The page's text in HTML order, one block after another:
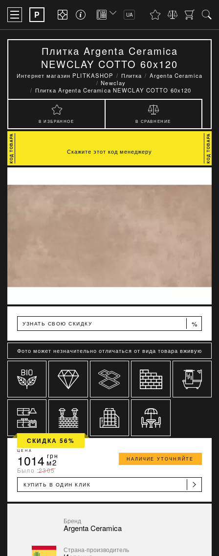
P UA
Плитка Argenta Ceramica
NEWCLAY COTTO 60x120
Интернет магазин PLITKASHOP Плитка
Argenta Ceramica
Newclay
Плитка Argenta Ceramica NEWCLAY COTTO 60x120
В ИЗБРАННОЕ В СРАВНЕНИЕ
УЗНАТЬ СВОЮ СКИДКУ %
Фото может незначительно отличаться от вида товара вживую
СКИДКА 56%
ЦЕНА
1014 грн
м2
Было :2305
НАЛИЧИЕ УТОЧНЯЙТЕ
КУПИТЬ В ОДИН КЛИК
Бренд
Argenta Ceramica
Страна-производитель
Скажите этот код менеджеру